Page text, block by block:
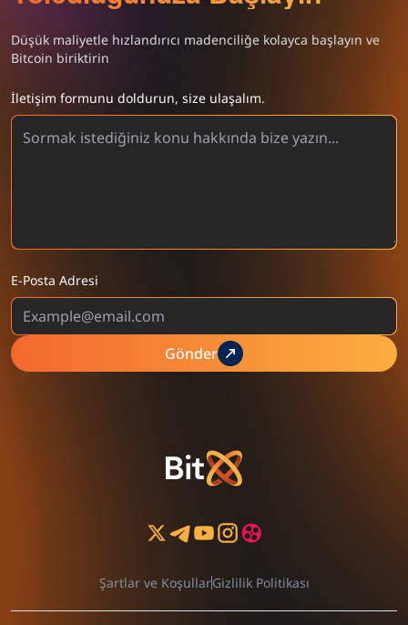
Düşük maliyetle hızlandırıcı madenciliğe kolayca başlayın ve
Bitcoin biriktirin
İletişim formunu doldurun, size ulaşalım.
E-Posta Adresi
Gönder
Şartlar ve KoşullarGizlilik Politikası